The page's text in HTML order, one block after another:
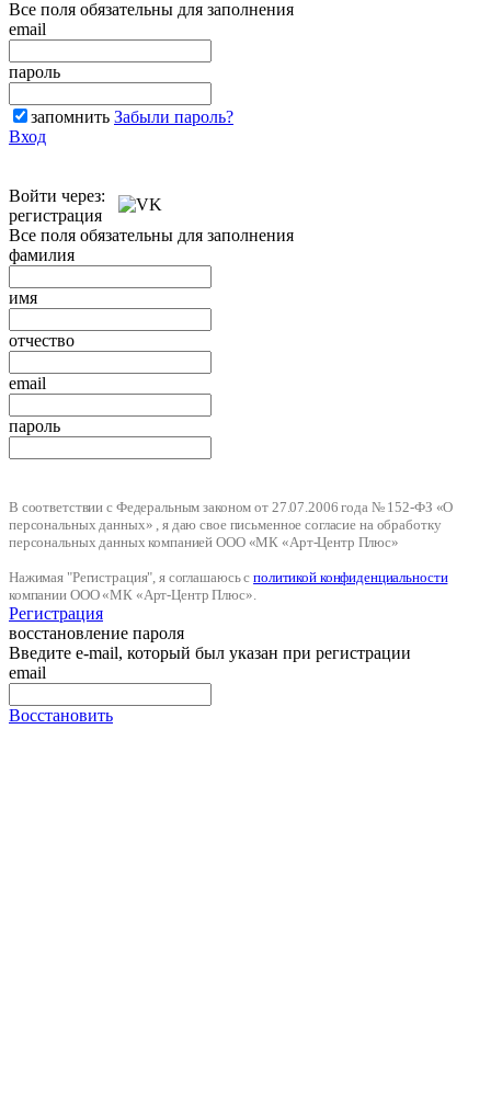
Все поля обязательны для заполнения
email
пароль
запомнить Забыли пароль?
Вход
Войти через:
регистрация
Все поля обязательны для заполнения
фамилия
имя
отчество
email
пароль
В соответствии с Федеральным законом от 27.07.2006 года № 152-ФЗ «О
персональных данных» , я даю свое письменное согласие на обработку
персональных данных компанией ООО «МК «Арт-Центр Плюс»
Нажимая "Регистрация", я соглашаюсь сполитикой конфиденциальности
компании ООО «МК «Арт-Центр Плюс».
Регистрация
восстановление пароля
Введите e-mail, который был указан при регистрации
email
Восстановить